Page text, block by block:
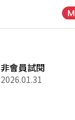
非會員試閱
2026.01.31